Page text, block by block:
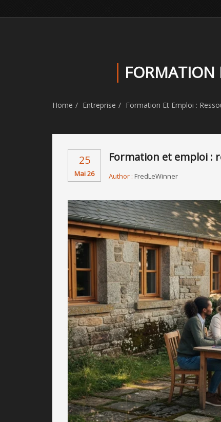
FORMATION
Home Entreprise Formation Et Emploi :
25
Mai 26
Formation et emploi :
Author : FredLeWinner